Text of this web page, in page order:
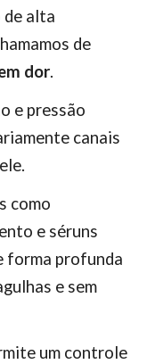
de alta
de
dor.
e pressão
canais
como
e séruns
forma profunda
e sem
um controle